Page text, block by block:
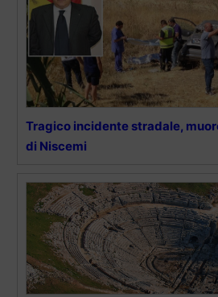
Tragico incidente stradale,
di Niscemi